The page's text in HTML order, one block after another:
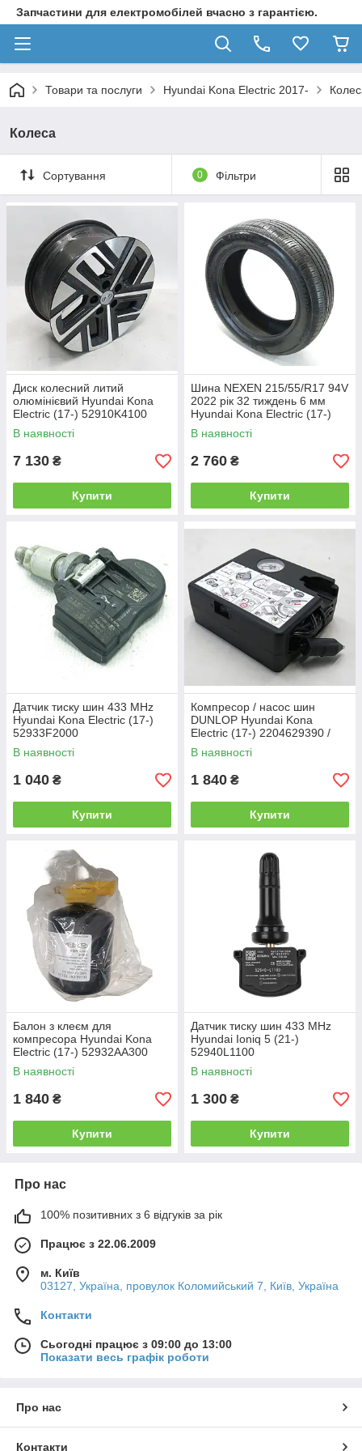
Запчастини для електромобілей вчасно з гарантією.
Товари та послуги Hyundai Kona Electric 2017-
Колеса
Сортування 0 Фільтри
Диск колесний литий
олюмінієвий Hyundai Kona
Electric (17-) 52910K4100
В наявності
7 130 ₴
Купити
Шина NEXEN 215/55/R17 94V
2022 рік 32 тиждень 6 мм
Hyundai Kona Electric (17-)
В наявності
2 760 ₴
Купити
Датчик тиску шин 433 MHz
Hyundai Kona Electric (17-)
52933F2000
В наявності
1 040 ₴
Купити
Компресор / насос шин
DUNLOP Hyundai Kona
Electric (17-) 2204629390 /
52933AA180
В наявності
1 840 ₴
Купити
Балон з клеєм для
компресора Hyundai Kona
Electric (17-) 52932AA300
В наявності
1 840 ₴
Купити
Датчик тиску шин 433 MHz
Hyundai Ioniq 5 (21-)
52940L1100
В наявності
1 300 ₴
Купити
Про нас
100% позитивних з 6 відгуків за рік
Працює з 22.06.2009
м. Київ
03127, Україна, провулок Коломийський 7, Київ, Україна
Контакти
Сьогодні працює з 09:00 до 13:00
Показати весь графік роботи
Про нас
Контакти